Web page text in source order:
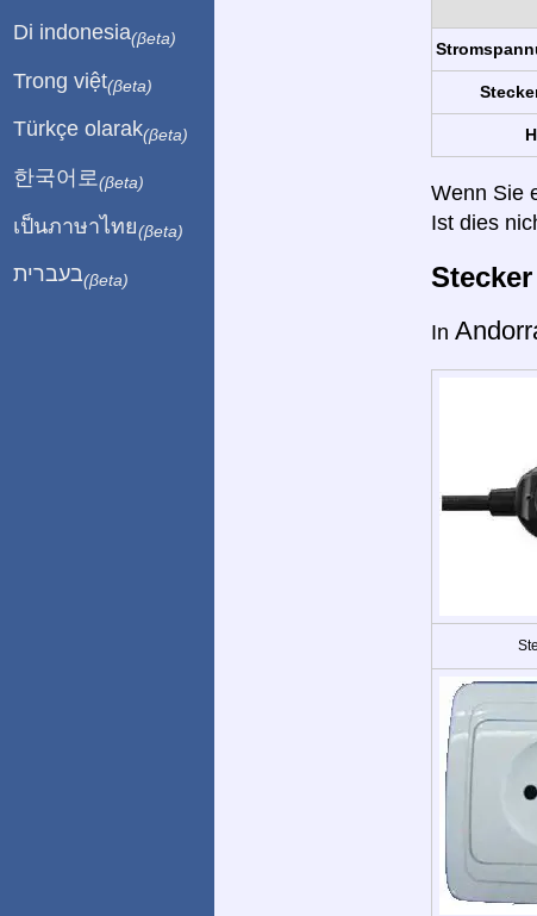
Wenn Sie
Ist dies
In
Di indonesia(βeta)
Trong việt(βeta)
Türkçe olarak(βeta)
한국어로 (βeta)
เป็นภาษาไทย(βeta)
בעברית(βeta)